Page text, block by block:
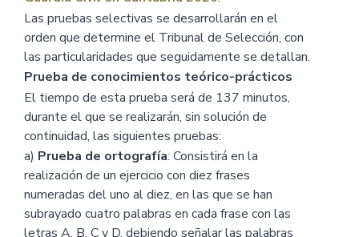
Las pruebas selectivas se desarrollarán en el
orden que determine el Tribunal de Selección, con
las particularidades que seguidamente se detallan.
Prueba de conocimientos teórico-prácticos
El tiempo de esta prueba será de 137 minutos,
durante el que se realizarán, sin solución de
continuidad, las siguientes pruebas:
a) Prueba de ortografía: Consistirá en la
realización de un ejercicio con diez frases
numeradas del uno al diez, en las que se han
subrayado cuatro palabras en cada frase con las
letras A, B, C y D, debiendo señalar las palabras